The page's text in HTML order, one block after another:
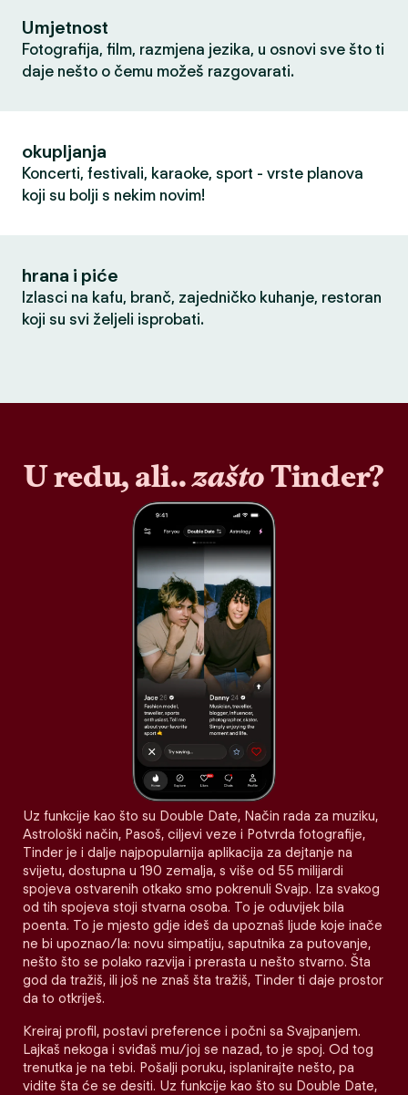
Umjetnost
Fotografija, film, razmjena jezika, u osnovi sve što ti
daje nešto o čemu možeš razgovarati.
okupljanja
Koncerti, festivali, karaoke, sport - vrste planova
koji su bolji s nekim novim!
hrana i piće
Izlasci na kafu, branč, zajedničko kuhanje, restoran
koji su svi željeli isprobati.
U redu, ali..zaštoTinder?
Uz funkcije kao što su Double Date, Način rada za muziku,
Astrološki način, Pasoš, ciljevi veze i Potvrda fotografije,
Tinder je i dalje najpopularnija aplikacija za dejtanje na
svijetu, dostupna u 190 zemalja, s više od 55 milijardi
spojeva ostvarenih otkako smo pokrenuli Svajp. Iza svakog
od tih spojeva stoji stvarna osoba. To je oduvijek bila
poenta. To je mjesto gdje ideš da upoznaš ljude koje inače
ne bi upoznao/la: novu simpatiju, saputnika za putovanje,
nešto što se polako razvija i prerasta u nešto stvarno. Šta
god da tražiš, ili još ne znaš šta tražiš, Tinder ti daje prostor
da to otkriješ.
Kreiraj profil, postavi preference i počni sa Svajpanjem.
Lajkaš nekoga i sviđaš mu/joj se nazad, to je spoj. Od tog
trenutka je na tebi. Pošalji poruku, isplanirajte nešto, pa
vidite šta će se desiti. Uz funkcije kao što su Double Date,